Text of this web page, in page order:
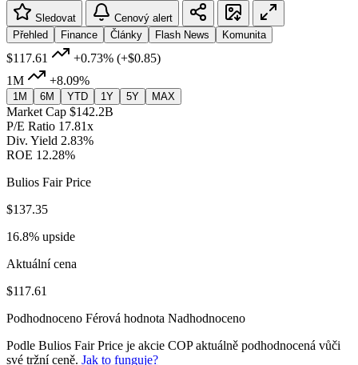
Sledovat
Cenový alert
Přehled
Finance Články Flash News Komunita
$117.61 +0.73% (+$0.85)
1M
+8.09%
1M 6M YTD 1Y 5Y MAX
Market Cap $142.2B
P/E Ratio 17.81x
Div. Yield 2.83%
ROE 12.28%
Bulios Fair Price
$137.35
16.8% upside
Aktuální cena
$117.61
Podhodnoceno Férová hodnota Nadhodnoceno
Podle Bulios Fair Price je akcie COP aktuálně podhodnocená vůči
své tržní ceně. Jak to funguje?